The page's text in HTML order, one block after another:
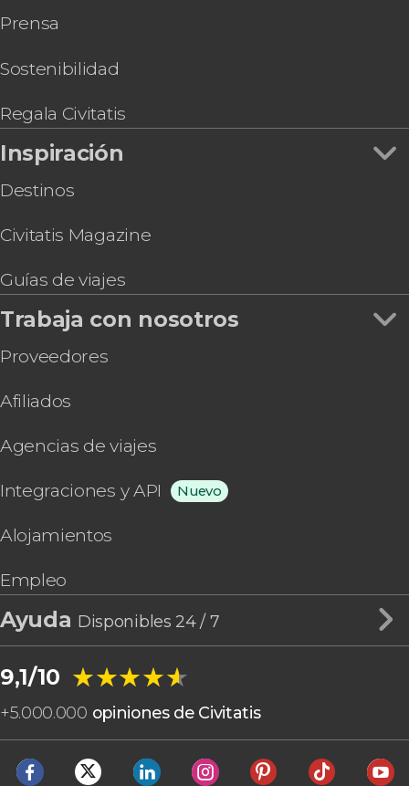
Prensa
Sostenibilidad
Regala Civitatis
Inspiración
Destinos
Civitatis Magazine
Guías de viajes
Trabaja con nosotros
Proveedores
Afiliados
Agencias de viajes
Integraciones y API Nuevo
Alojamientos
Empleo
Ayuda Disponibles 24 / 7
9,1/10 ★★★★★
★★★★★
+5.000.000 opiniones de Civitatis